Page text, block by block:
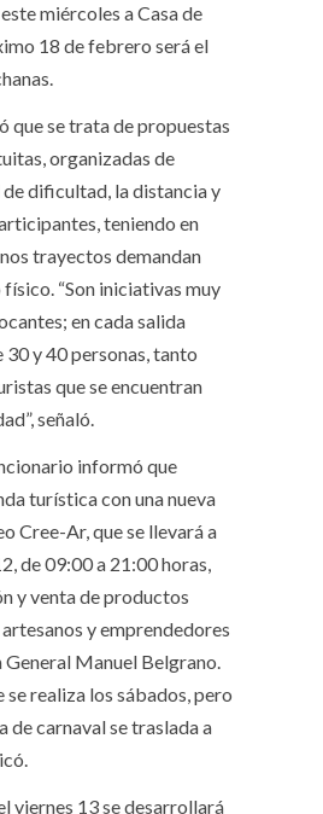
miércoles a Casa de
18 de febrero será el
que se trata de propuestas
organizadas de
dificultad, la distancia y
teniendo en
trayectos demandan
“Son iniciativas muy
en cada salida
y 40 personas, tanto
que se encuentran
señaló.
informó que
turística con una nueva
Cree-Ar, que se llevará a
de 09:00 a 21:00 horas,
y venta de productos
y emprendedores
General Manuel Belgrano.
realiza los sábados, pero
de carnaval se traslada a
viernes 13 se desarrollará